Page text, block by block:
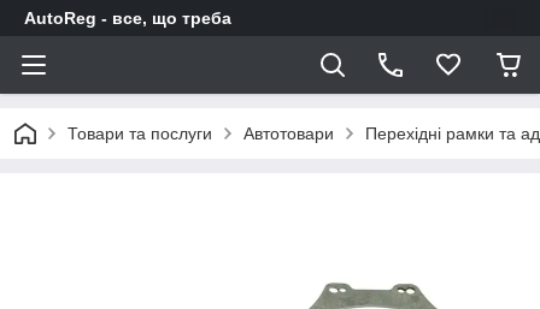
AutoReg - все, що треба
Товари та послуги Автотовари Перехідні рамки та